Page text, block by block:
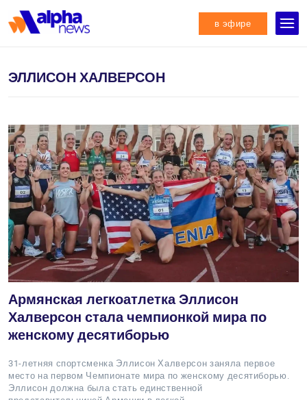
в эфире
ЭЛЛИСОН ХАЛВЕРСОН
Армянская легкоатлетка Эллисон
Халверсон стала чемпионкой мира по
женскому десятиборью
31-летняя спортсменка Эллисон Халверсон заняла первое
место на первом Чемпионате мира по женскому десятиборью.
Эллисон должна была стать единственной